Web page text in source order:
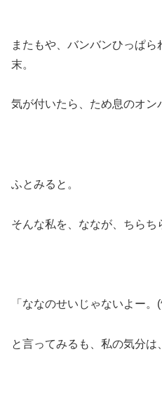
またもや、バンバンひっぱ
末。
気が付いたら、ため息のオン
ふとみると。
そんな私を、ななが、ちらち
「ななのせいじゃないよー。
と言ってみるも、私の気分は